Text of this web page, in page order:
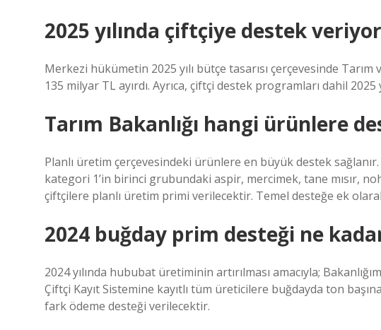
2025 yılında çiftçiye destek
Merkezi hükümetin 2025 yılı bütçe tasarısı çerçevesinde
135 milyar TL ayırdı. Ayrıca, çiftçi destek programları dahil
Tarım Bakanlığı hangi ürünlere
Planlı üretim çerçevesindeki ürünlere en büyük destek
kategori 1’in birinci grubundaki aspir, mercimek, tane mısır,
çiftçilere planlı üretim primi verilecektir. Temel desteğe ek
2024 buğday prim desteği ne
2024 yılında hububat üretiminin artırılması amacıyla;
Çiftçi Kayıt Sistemine kayıtlı tüm üreticilere buğdayda ton
fark ödeme desteği verilecektir.